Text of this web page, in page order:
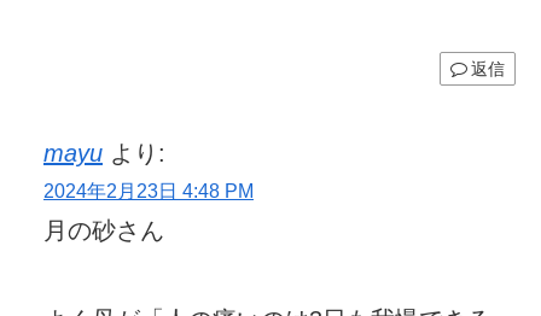
返信
mayu より:
2024年2月23日 4:48 PM
月の砂さん